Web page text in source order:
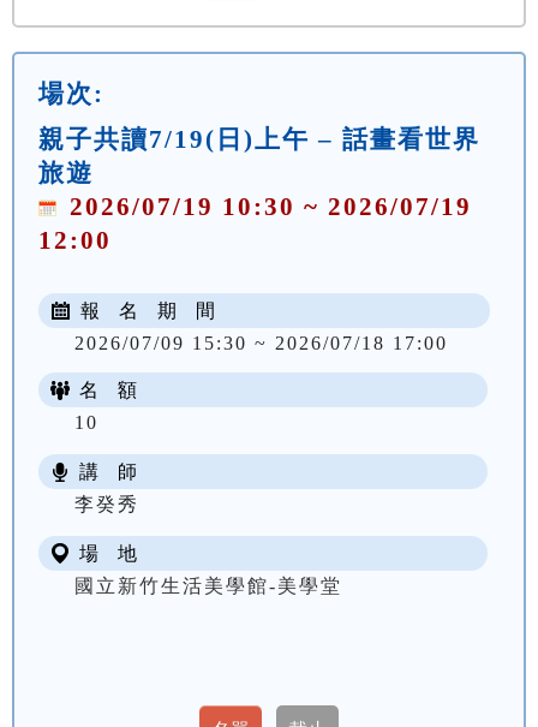
場次:
親子共讀7/19(日)上午 – 話畫看世界
旅遊
2026/07/19 10:30 ~ 2026/07/19
12:00
報 名 期 間
2026/07/09 15:30 ~ 2026/07/18 17:00
名 額
10
講 師
李癸秀
場 地
國立新竹生活美學館-美學堂